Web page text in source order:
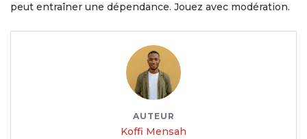
peut entraîner une dépendance. Jouez avec modération.
AUTEUR
Koffi Mensah